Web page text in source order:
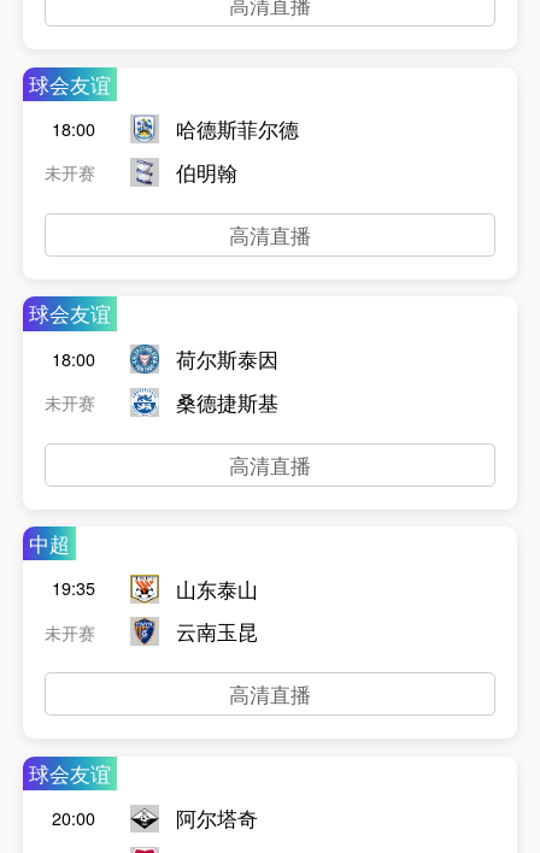
球会友谊
18:00
未开赛
哈德斯菲尔德
伯明翰
高清直播
球会友谊
18:00
未开赛
荷尔斯泰因
桑德捷斯基
高清直播
中超
19:35
未开赛
山东泰山
云南玉昆
高清直播
球会友谊
20:00
阿尔塔奇